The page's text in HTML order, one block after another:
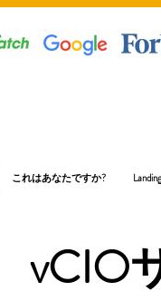
これはあなたですか?
vCIO